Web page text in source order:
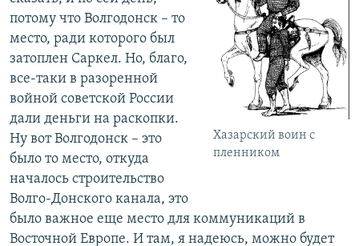
Хазарский воин с
пленником
потому что Волгодонск – то
место, ради которого был
затоплен Саркел. Но, благо,
все-таки в разоренной
войной советской России
дали деньги на раскопки.
Ну вот Волгодонск – это
было то место, откуда
началось строительство
Волго-Донского канала, это
было важное еще место для коммуникаций в
Восточной Европе. И там, я надеюсь, можно будет